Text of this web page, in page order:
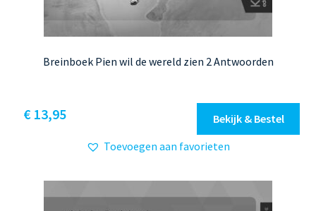
Breinboek Pien wil de wereld zien 2 Antwoorden
€13,95
Bekijk & Bestel
Toevoegen aan favorieten